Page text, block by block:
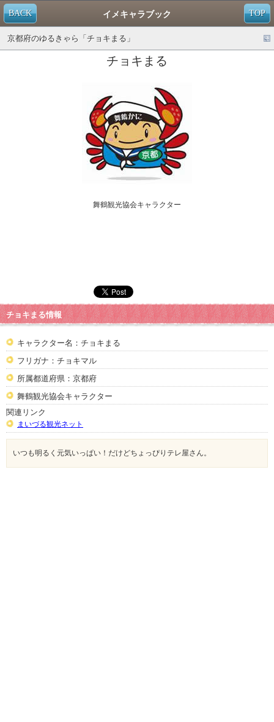
TOP
BACK イメキャラブック
京都府のゆるきゃら「チョキまる」
チョキまる
舞鶴観光協会キャラクター
チョキまる情報
キャラクター名：チョキまる
フリガナ：チョキマル
所属都道府県：京都府
舞鶴観光協会キャラクター
関連リンク
まいづる観光ネット
いつも明るく元気いっぱい！だけどちょっぴりテレ屋さん。